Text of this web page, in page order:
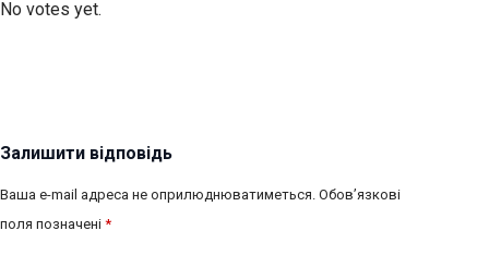
No votes yet.
Залишити відповідь
Ваша e-mail адреса не оприлюднюватиметься. Обов’язкові
поля позначені *